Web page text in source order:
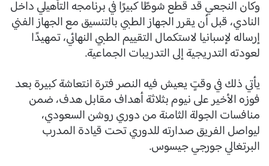
وكان النجعي قد قطع شوطًا كبيرًا في برنامجه التأهيلي داخل
النادي، قبل أن يقرر الجهاز الطبي بالتنسيق مع الجهاز الفني
إرساله لإسبانيا لاستكمال التقييم الطبي النهائي، تمهيدًا
لعودته التدريجية إلى التدريبات الجماعية.
يأتي ذلك في وقتٍ يعيش فيه النصر فترة انتعاشة كبيرة بعد
فوزه الأخير على نيوم بثلاثة أهداف مقابل هدف، ضمن
منافسات الجولة الثامنة من دوري روشن السعودي،
ليواصل الفريق صدارته للدوري تحت قيادة المدرب
البرتغالي جورجي جيسوس.